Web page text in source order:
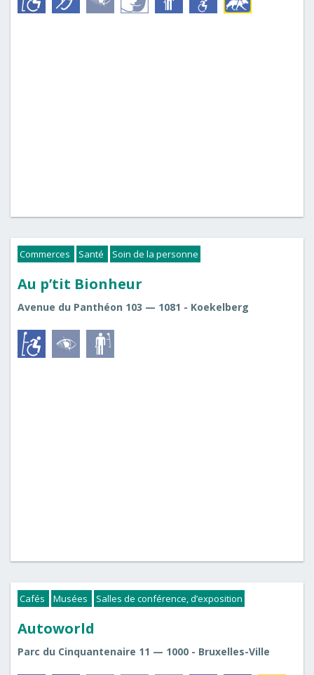
Commerces Santé Soin de la personne
Au p’tit Bionheur
Avenue du Panthéon 103 — 1081 - Koekelberg
Cafés Musées Salles de conférence, d’exposition
Autoworld
Parc du Cinquantenaire 11 — 1000 - Bruxelles-Ville